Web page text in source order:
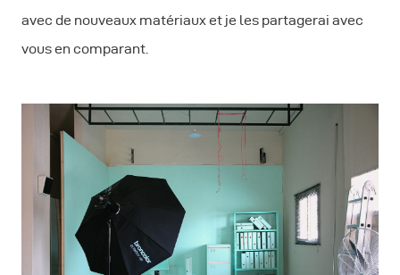
avec de nouveaux matériaux et je les partagerai avec
vous en comparant.